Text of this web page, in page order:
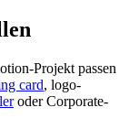
Projekt passen
card, logo-
oder Corporate-